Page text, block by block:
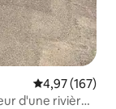
Évaluation
4,97 (167)
d'une rivière